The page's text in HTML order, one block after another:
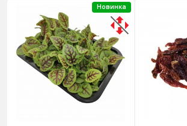
Новинка